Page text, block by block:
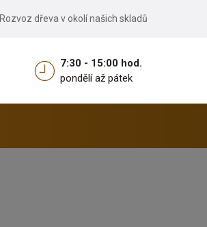
Rozvoz dřeva v okolí našich skladů
7:30 - 15:00 hod.
pondělí až pátek